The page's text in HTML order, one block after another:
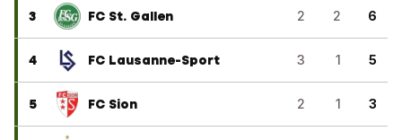
3 FC St. Gallen 2 2 6
4 FC Lausanne-Sport 3 1 5
5 FC Sion 2 1 3